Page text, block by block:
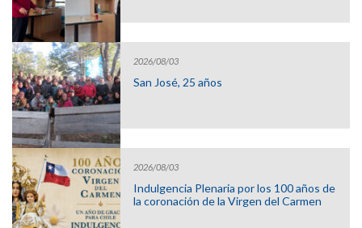
2026/08/03
San José, 25 años
2026/08/03
Indulgencia Plenaria por los 100 años de
la coronación de la Virgen del Carmen